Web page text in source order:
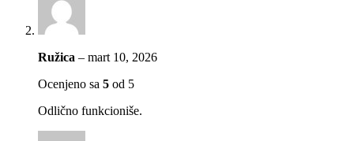
Ružica – mart 10, 2026
Ocenjeno sa 5 od 5
Odlično funkcioniše.